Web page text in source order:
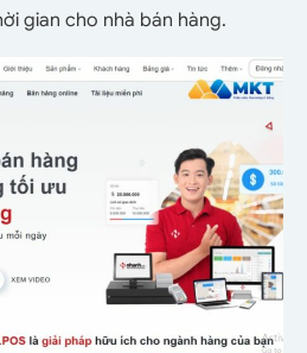
gian cho nhà bán hàng.